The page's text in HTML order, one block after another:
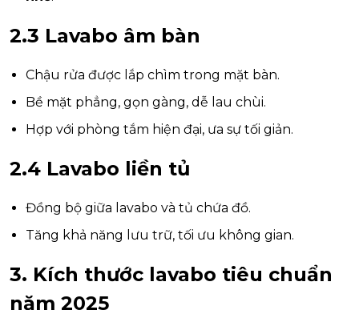
2.3 Lavabo âm bàn
Chậu rửa được lắp chìm trong mặt bàn.
Bề mặt phẳng, gọn gàng, dễ lau chùi.
Hợp với phòng tắm hiện đại, ưa sự tối giản.
2.4 Lavabo liền tủ
Đồng bộ giữa lavabo và tủ chứa đồ.
Tăng khả năng lưu trữ, tối ưu không gian.
3. Kích thước lavabo tiêu chuẩn
năm 2025